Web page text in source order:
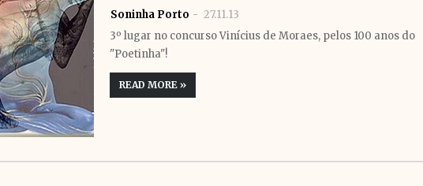
Soninha Porto
27.11.13
3º lugar no concurso Vinícius de Moraes, pelos 100 anos do
"Poetinha"!
READ MORE »